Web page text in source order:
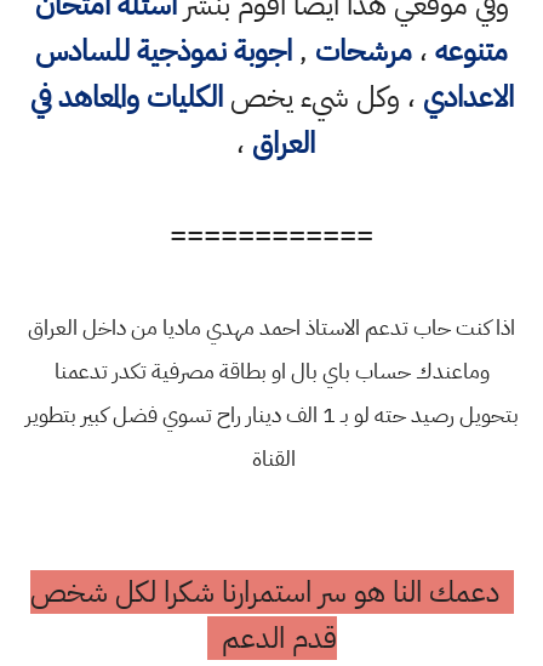
متنوعه،مرشحات ,اجوبة نموذجية للسادس
الاعدادي ، وكل شيء يخصالكليات والمعاهد في
العراق ،
============
اذا كنت حاب تدعم الاستاذ احمد مهدي ماديا من داخل العراق
وماعندك حساب باي بال او بطاقة مصرفية تكدر تدعمنا
بتحويل رصيد حته لو بـ 1 الف دينار راح تسوي فضل كبير بتطوير
القناة
دعمك النا هو سر استمرارنا شكرا لكل شخص
قدم الدعم